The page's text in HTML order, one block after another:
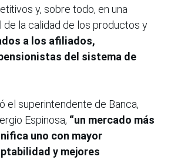
y, sobre todo, en una
de la calidad de los productos y
a los afiliados,
del sistema de
el superintendente de Banca,
Espinosa, “un mercado más
uno con mayor
y mejores